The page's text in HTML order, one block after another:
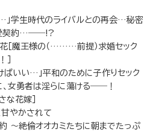
…」学生時代のライバルとの再会…秘密
愛契約…――!?
［魔王様の（………前提）求婚セック
ばいい…」平和のために子作りセック
女勇者は淫らに蕩ける――！
花嫁］
やかされて
～絶倫オオカミたちに朝までたっぷ